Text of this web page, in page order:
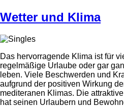
Wetter und Klima
Das hervorragende Klima ist für
regelmäßige Urlaube oder gar
leben. Viele Beschwerden und
aufgrund der positiven Wirkung
mediteranen Klimas. Die
hat seinen Urlaubern und